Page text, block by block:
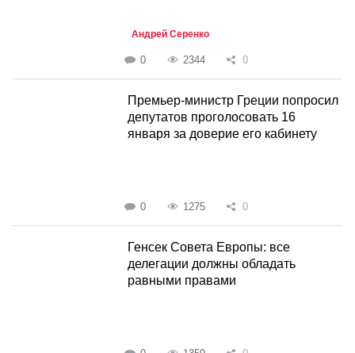
Андрей Серенко
0 2344 0
Премьер-министр Греции попросил
депутатов проголосовать 16
января за доверие его кабинету
0 1275 0
Генсек Совета Европы: все
делегации должны обладать
равными правами